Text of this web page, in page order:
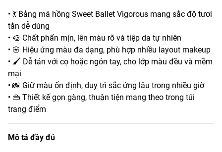
• 💃 Bảng má hồng Sweet Ballet Vigorous mang sắc độ tươi
tắn dễ dùng
• 🎨 Chất phấn mịn, lên màu rõ và tiệp da tự nhiên
• 🌸 Hiệu ứng màu đa dạng, phù hợp nhiều layout makeup
• 🖌️ Dễ tán với cọ hoặc ngón tay, cho lớp màu đều và mềm
mại
• 📸 Giữ màu ổn định, duy trì sắc ửng lâu trong nhiều giờ
• 👜 Thiết kế gọn gàng, thuận tiện mang theo trong túi
trang điểm
Mô tả đầy đủ